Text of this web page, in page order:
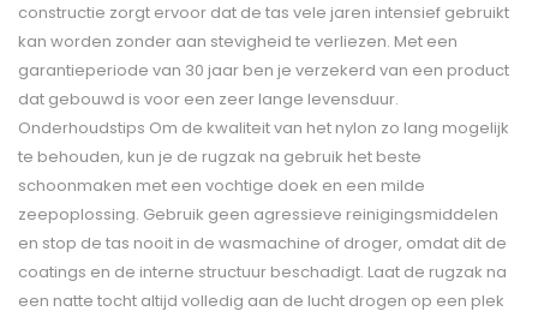
constructie zorgt ervoor dat de tas vele jaren intensief gebruikt
kan worden zonder aan stevigheid te verliezen. Met een
garantieperiode van 30 jaar ben je verzekerd van een product
dat gebouwd is voor een zeer lange levensduur.
Onderhoudstips Om de kwaliteit van het nylon zo lang mogelijk
te behouden, kun je de rugzak na gebruik het beste
schoonmaken met een vochtige doek en een milde
zeepoplossing. Gebruik geen agressieve reinigingsmiddelen
en stop de tas nooit in de wasmachine of droger, omdat dit de
coatings en de interne structuur beschadigt. Laat de rugzak na
een natte tocht altijd volledig aan de lucht drogen op een plek